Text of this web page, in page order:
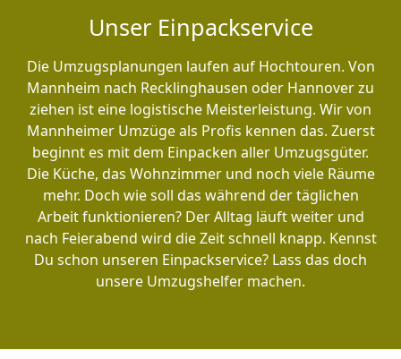
Unser Einpackservice
Die Umzugsplanungen laufen auf Hochtouren. Von
Mannheim nach Recklinghausen oder Hannover zu
ziehen ist eine logistische Meisterleistung. Wir von
Mannheimer Umzüge als Profis kennen das. Zuerst
beginnt es mit dem Einpacken aller Umzugsgüter.
Die Küche, das Wohnzimmer und noch viele Räume
mehr. Doch wie soll das während der täglichen
Arbeit funktionieren? Der Alltag läuft weiter und
nach Feierabend wird die Zeit schnell knapp. Kennst
Du schon unseren Einpackservice? Lass das doch
unsere Umzugshelfer machen.